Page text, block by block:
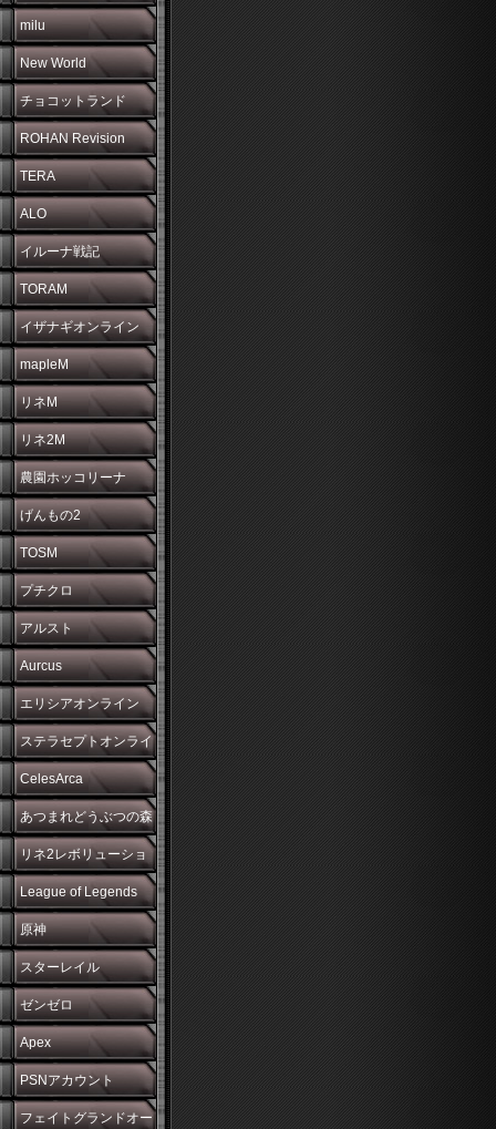
milu
New World
チョコットランド
ROHAN Revision
TERA
ALO
イルーナ戦記
TORAM
イザナギオンライン
mapleM
リネM
リネ2M
農園ホッコリーナ
げんもの2
TOSM
プチクロ
アルスト
Aurcus
エリシアオンライン
ステラセプトオンライ
ン
CelesArca
あつまれどうぶつの森
リネ2レボリューショ
ン
League of Legends
原神
スターレイル
ゼンゼロ
Apex
PSNアカウント
フェイトグランドオー